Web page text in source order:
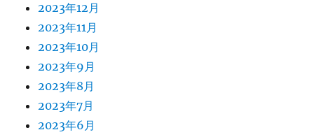
2023年12月
2023年11月
2023年10月
2023年9月
2023年8月
2023年7月
2023年6月